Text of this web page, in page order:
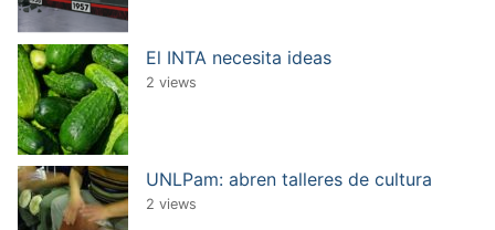
El INTA necesita ideas
2 views
UNLPam: abren talleres de cultura
2 views